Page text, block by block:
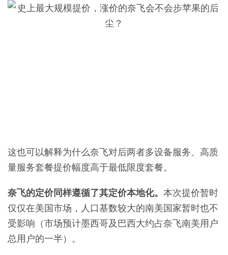
这也可以解释为什么奈飞对后两者多设备服务、高质
量服务套餐提价幅度高于最低限度套餐。
奈飞的定价同样遵循了其定价本地化。 本次提价暂时
仅仅在美国市场，人口基数较大的南美国家暂时也不
受影响（市场预计墨西哥及巴西大约占奈飞南美用户
总用户的一半）。